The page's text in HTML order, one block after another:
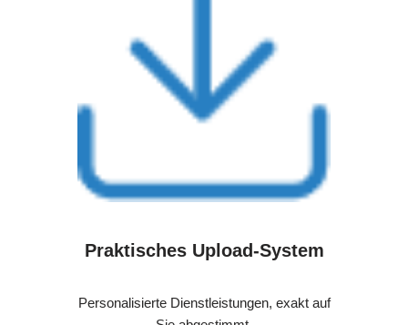
Praktisches Upload-System
Personalisierte Dienstleistungen, exakt auf